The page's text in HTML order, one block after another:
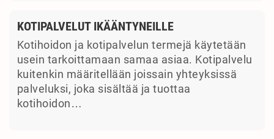
KOTIPALVELUT IKÄÄNTYNEILLE
Kotihoidon ja kotipalvelun termejä käytetään
usein tarkoittamaan samaa asiaa. Kotipalvelu
kuitenkin määritellään joissain yhteyksissä
palveluksi, joka sisältää ja tuottaa
kotihoidon…